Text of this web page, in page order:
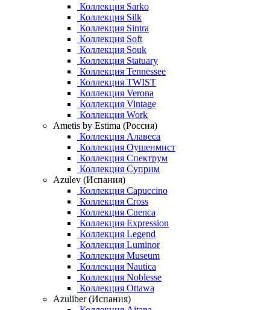
Коллекция Sarko
Коллекция Silk
Коллекция Sintra
Коллекция Soft
Коллекция Souk
Коллекция Statuary
Коллекция Tennessee
Коллекция TWIST
Коллекция Verona
Коллекция Vintage
Коллекция Work
Ametis by Estima (Россия)
Коллекция Алавеса
Коллекция Оушенмист
Коллекция Спектрум
Коллекция Суприм
Azulev (Испания)
Коллекция Capuccino
Коллекция Cross
Коллекция Cuenca
Коллекция Expression
Коллекция Legend
Коллекция Luminor
Коллекция Museum
Коллекция Nautica
Коллекция Noblesse
Коллекция Ottawa
Azuliber (Испания)